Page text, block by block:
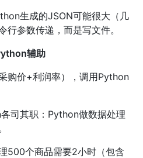
生成的JSON可能很大（几
行参数传递，而是写文件。
辅助
购价+利润率），调用Python
司其职：Python做数据处理
500个商品需要2小时（包含